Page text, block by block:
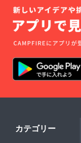
カテゴリー